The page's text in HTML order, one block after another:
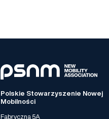
Polskie Stowarzyszenie Nowej
Mobilności
Fabryczna 5A